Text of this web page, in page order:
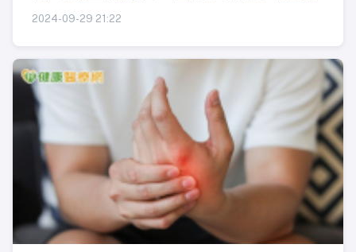
2024-09-29 21:22